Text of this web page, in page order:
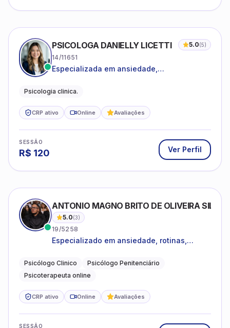
PSICOLOGA DANIELLY LICETTI 5.0(5)
14/11651
Especializada em ansiedade,
Psicologia clinica.
CRP ativo Online Avaliações
SESSÃO
R$ 120 Ver Perfil
ANTONIO MAGNO BRITO DE OLIVEIRA SILVA
5.0(3)
19/5258
Especializado em ansiedade, rotinas,
familiares e questões comportamentais.
Psicólogo Clinico
Psicólogo Penitenciário
Psicoterapeuta online
CRP ativo Online Avaliações
SESSÃO